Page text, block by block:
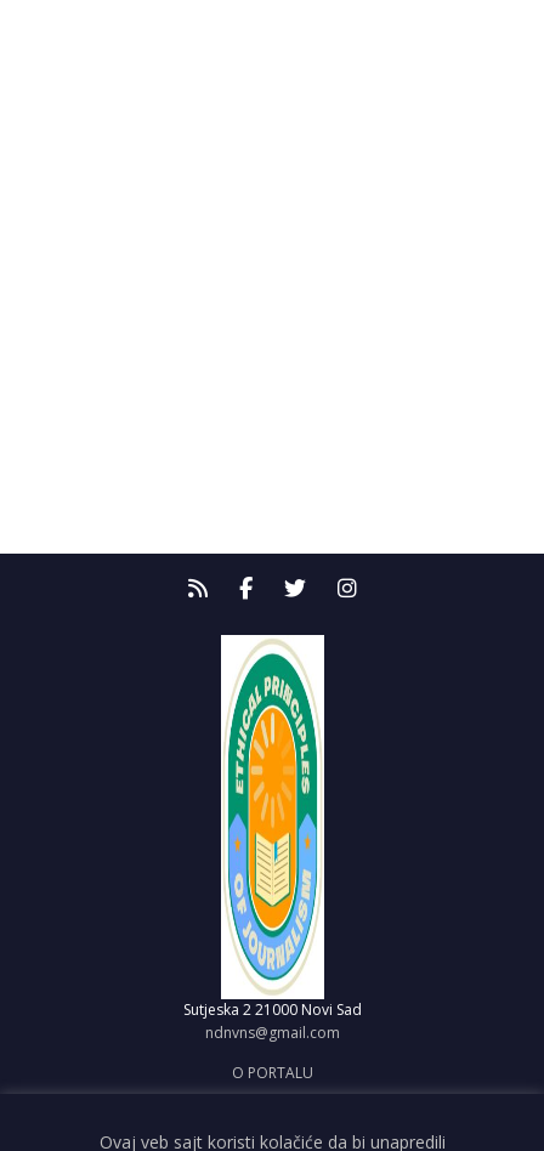
Sutjeska 2 21000 Novi Sad
ndnvns@gmail.com
O PORTALU
OBJAVI VEST
Ovaj veb sajt koristi kolačiće da bi unapredili